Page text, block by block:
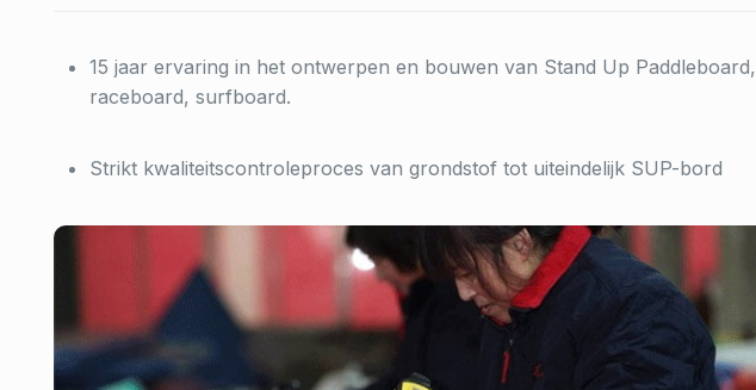
15 jaar ervaring in het ontwerpen en bouwen van Stand Up Paddleboard,
raceboard, surfboard.
Strikt kwaliteitscontroleproces van grondstof tot uiteindelijk SUP-bord
Werkplaats